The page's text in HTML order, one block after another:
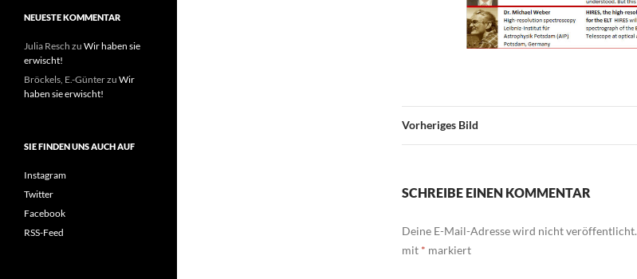
Vorheriges Bild
SCHREIBE EINEN KOMMENTAR
Deine E-Mail-Adresse wird nicht veröffentlicht.
mit * markiert
NEUESTE KOMMENTAR
Julia Resch zu Wir haben sie
erwischt!
Bröckels, E.-Günterzu Wir
haben sie erwischt!
SIE FINDEN UNS AUCH AUF
Instagram
Twitter
Facebook
RSS-Feed